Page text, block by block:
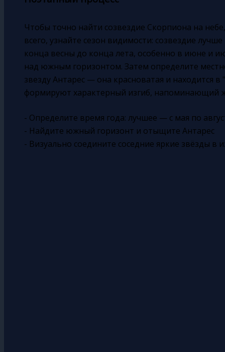
Чтобы точно найти созвездие Скорпиона на
всего, узнайте сезон видимости: созвездие
конца весны до конца лета, особенно в июне и
над южным горизонтом. Затем определите
звезду Антарес — она красноватая и находится
формируют характерный изгиб, напоминающий
- Определите время года: лучшее — с мая по
- Найдите южный горизонт и отыщите Антарес
- Визуально соедините соседние яркие звёзды в